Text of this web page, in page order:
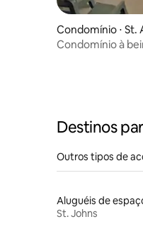
Condomínio ⋅ St.
Condomínio à
Destinos
Outros tipos de
St. Johns